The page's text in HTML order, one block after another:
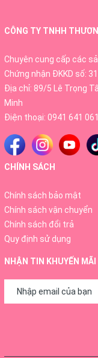
CÔNG TY TNHH
Chuyên cung cấp các
Chứng nhận ĐKKD số:
Địa chỉ: 89/5 Lê Trọng
Minh
Điện thoại: 0941 641 061
CHÍNH SÁCH
Chính sách bảo mật
Chính sách vận chuyển
Chính sách đổi trả
Quy định sử dụng
NHẬN TIN KHUYẾN MÃI